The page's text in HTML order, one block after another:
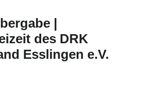
|
des DRK
Esslingen e.V.